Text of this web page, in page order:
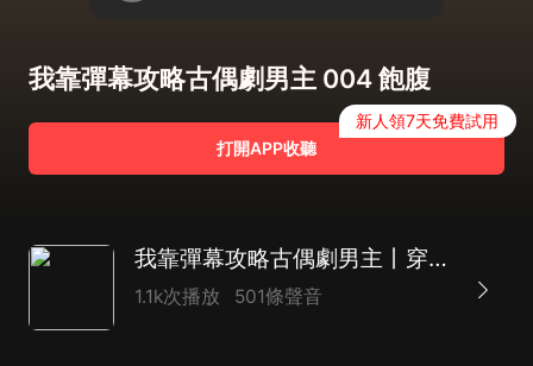
我靠彈幕攻略古偶劇男主 004 飽腹
打開APP收聽
新人領7天免費試用
我靠彈幕攻略古偶劇男主丨穿劇經商種田爽文丨多人有聲劇
1.1k次播放 501條聲音